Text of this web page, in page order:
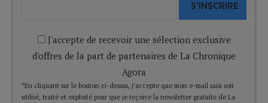
S'INSCRIRE
J'accepte de recevoir une sélection exclusive
d'offres de la part de partenaires de La Chronique
Agora
*En cliquant sur le bouton ci-dessus, j’accepte que mon e-mail saisi soit
utilisé, traité et exploité pour que je reçoive la newsletter gratuite de La